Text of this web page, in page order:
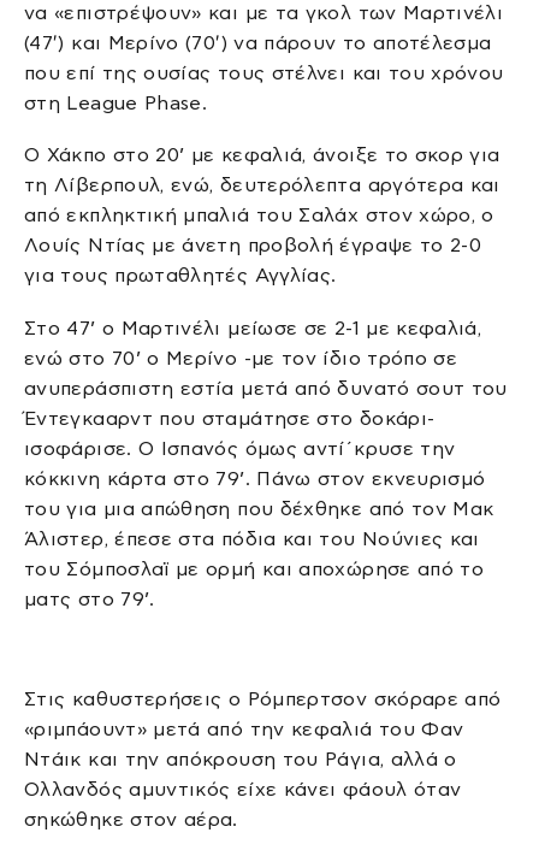
να «επιστρέψουν» και με τα γκολ των Μαρτινέλι
(47′) και Μερίνο (70′) να πάρουν το αποτέλεσμα
που επί της ουσίας τους στέλνει και του χρόνου
στη League Phase.
Ο Χάκπο στο 20’ με κεφαλιά, άνοιξε το σκορ για
τη Λίβερπουλ, ενώ, δευτερόλεπτα αργότερα και
από εκπληκτική μπαλιά του Σαλάχ στον χώρο, ο
Λουίς Ντίας με άνετη προβολή έγραψε το 2-0
για τους πρωταθλητές Αγγλίας.
Στο 47’ ο Μαρτινέλι μείωσε σε 2-1 με κεφαλιά,
ενώ στο 70’ ο Μερίνο -με τον ίδιο τρόπο σε
ανυπεράσπιστη εστία μετά από δυνατό σουτ του
Έντεγκααρντ που σταμάτησε στο δοκάρι-
ισοφάρισε. Ο Ισπανός όμως αντί΄κρυσε την
κόκκινη κάρτα στο 79’. Πάνω στον εκνευρισμό
του για μια απώθηση που δέχθηκε από τον Μακ
Άλιστερ, έπεσε στα πόδια και του Νούνιες και
του Σόμποσλαϊ με ορμή και αποχώρησε από το
ματς στο 79’.
Στις καθυστερήσεις ο Ρόμπερτσον σκόραρε από
«ριμπάουντ» μετά από την κεφαλιά του Φαν
Ντάικ και την απόκρουση του Ράγια, αλλά ο
Ολλανδός αμυντικός είχε κάνει φάουλ όταν
σηκώθηκε στον αέρα.